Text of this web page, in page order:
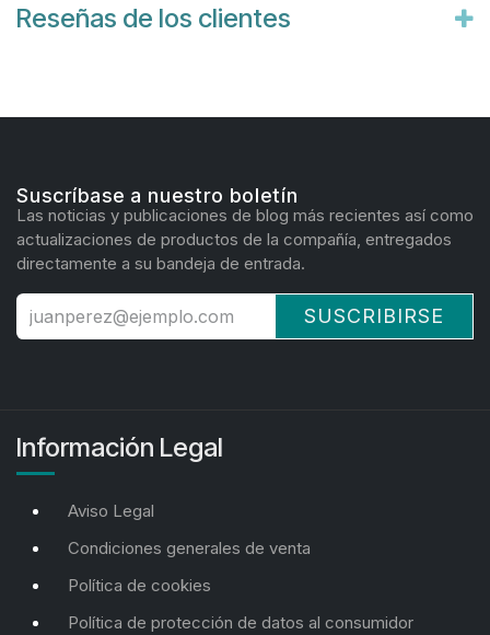
Reseñas de los clientes
Suscríbase a nuestro boletín
Las noticias y publicaciones de blog más recientes así como
actualizaciones de productos de la compañía, entregados
directamente a su bandeja de entrada.
SUSCRIBIRSE
Información Legal
Aviso Legal
Condiciones generales de venta
Política de cookies
Política de protección de datos al consumidor